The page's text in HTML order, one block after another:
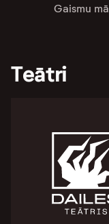
Gaismu
Teātri